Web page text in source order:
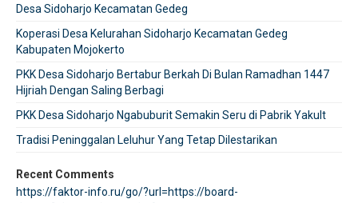
Desa Sidoharjo Kecamatan Gedeg
Koperasi Desa Kelurahan Sidoharjo Kecamatan Gedeg
Kabupaten Mojokerto
PKK Desa Sidoharjo Bertabur Berkah Di Bulan Ramadhan 1447
Hijriah Dengan Saling Berbagi
PKK Desa Sidoharjo Ngabuburit Semakin Seru di Pabrik Yakult
Tradisi Peninggalan Leluhur Yang Tetap Dilestarikan
Recent Comments
https://faktor-info.ru/go/?url=https://board-